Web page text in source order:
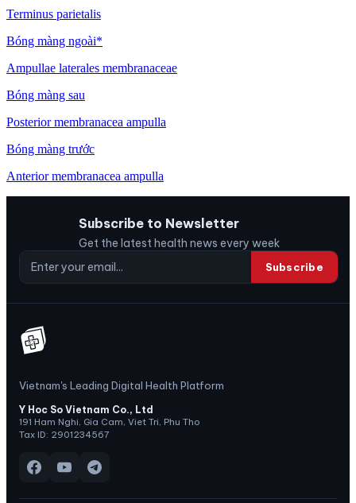
Terminus parietalis
Bóng màng ngoài*
Ampullae laterales membranaceae
Bóng màng sau
Posterior membranacea ampulla
Bóng màng trước
Anterior membranacea ampulla
Subscribe to Newsletter
Get the latest health news every week
Subscribe
Vietnam's Leading Digital Health Platform
Y Hoc So Vietnam Co., Ltd
191 Ham Nghi, Gia Cam, Viet Tri, Phu Tho
Tax ID: 2901234567